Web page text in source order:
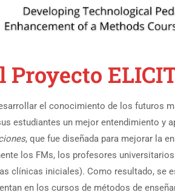
Proyecto
el conocimiento de los futuros
estudiantes un mejor entendimiento
, que fue diseñada para mejorar la
los FMs, los profesores
clínicas iniciales). Como resultado, se
en los cursos de métodos de